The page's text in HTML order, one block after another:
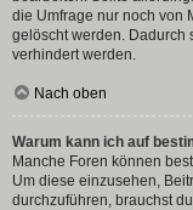
die Umfrage nur noch von
gelöscht werden. Dadurch
verhindert werden.
Nach oben
Warum kann ich auf
Manche Foren können
Um diese einzusehen,
durchzuführen, brauchst